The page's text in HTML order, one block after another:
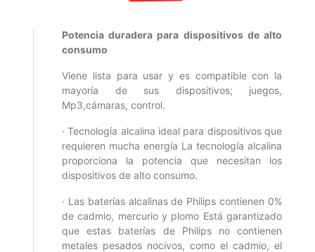
Potencia duradera para dispositivos de alto
consumo
Viene lista para usar y es compatible con la
mayoría de sus dispositivos; juegos,
Mp3,cámaras, control.
· Tecnología alcalina ideal para dispositivos que
requieren mucha energía La tecnología alcalina
proporciona la potencia que necesitan los
dispositivos de alto consumo.
· Las baterías alcalinas de Philips contienen 0%
de cadmio, mercurio y plomo Está garantizado
que estas baterías de Philips no contienen
metales pesados nocivos, como el cadmio, el